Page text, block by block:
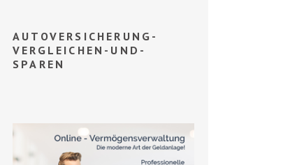
AUTOVERSICHERUNG-
VERGLEICHEN-UND-
SPAREN